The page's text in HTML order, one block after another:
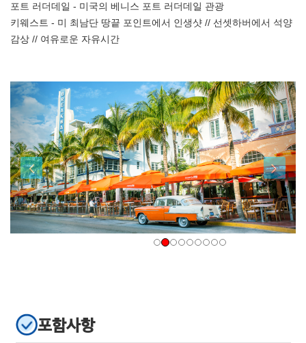
포트 러더데일 - 미국의 베니스 포트 러더데일 관광
키웨스트 - 미 최남단 땅끝 포인트에서 인생샷 // 선셋하버에서 석양
감상 // 여유로운 자유시간
포함사항